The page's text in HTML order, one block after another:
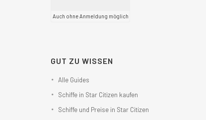
Auch ohne Anmeldung möglich
GUT ZU WISSEN
Alle Guides
Schiffe in Star Citizen kaufen
Schiffe und Preise in Star Citizen